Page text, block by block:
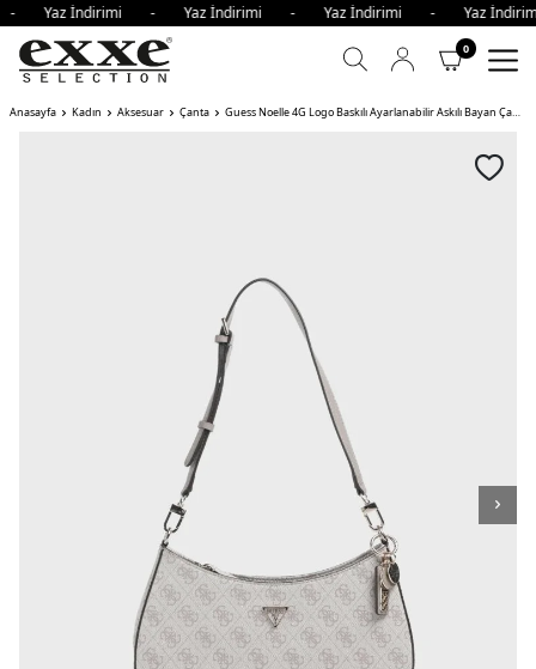
- Yaz İndirimi - Yaz İndirimi - Yaz İndirimi - Yaz
0
Anasayfa Kadın Aksesuar Çanta Guess Noelle 4G Logo Baskılı Ayarlanabilir Askılı Bayan Çanta DKO